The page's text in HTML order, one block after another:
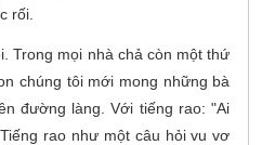
rối.
Trong mọi nhà chả còn một thứ
chúng tôi mới mong những bà
đường làng. Với tiếng rao: "Ai
rao như một câu hỏi vu vơ